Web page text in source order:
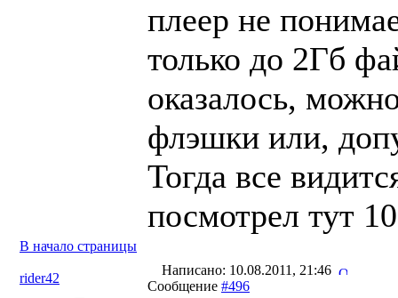
плеер не
только до 2Гб
оказалось,
флэшки или,
Тогда все
посмотрел тут
В начало страницы
rider42
Написано: 10.08.2011, 21:46
Сообщение #496